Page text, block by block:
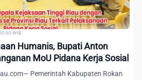
WIB
Humanis, Bupati Anton
MoU Pidana Kerja Sosial
Pemerintah Kabupaten Rokan